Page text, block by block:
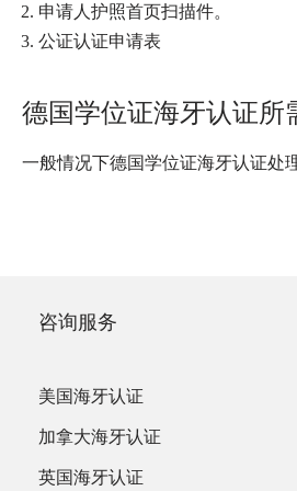
申请人护照首页扫描件。
公证认证申请表
德国学位证海牙认证所
一般情况下德国学位证海牙认证处
咨询服务
美国海牙认证
加拿大海牙认证
英国海牙认证